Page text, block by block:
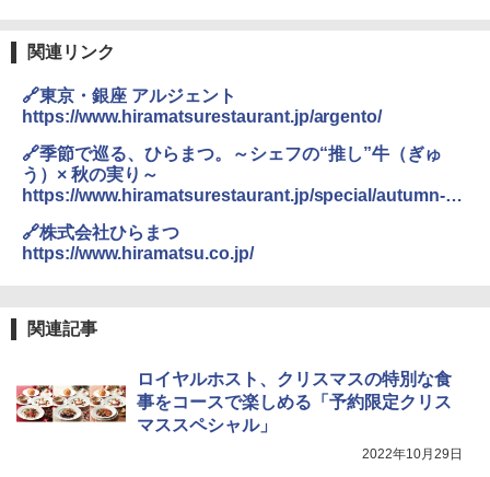
[山善] スチームオーブンレンジ 省エネ
高効率 15L 一人暮らし 二人暮らし スチ
ーム調理 フラットテーブル トースト機
ック YRZ-WF150TV(B)
￥26,130
4
ジ 赤外線センサー ノンフライ調理 簡単
お手入れ 小型 新生活 一人暮らし 二人暮
らし ファミリー
関連リンク
🔗東京・銀座 アルジェント
https://www.hiramatsurestaurant.jp/argento/
🔗季節で巡る、ひらまつ。～シェフの“推し”牛（ぎゅ
う）× 秋の実り～
https://www.hiramatsurestaurant.jp/special/autumn-
🔗株式会社ひらまつ
https://www.hiramatsu.co.jp/
関連記事
ロイヤルホスト、クリスマスの特別な食
事をコースで楽しめる「予約限定クリス
マススペシャル」
2022年10月29日